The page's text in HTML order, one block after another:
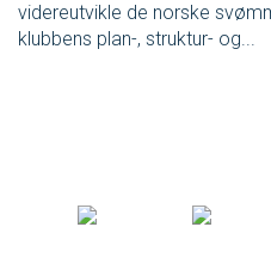
videreutvikle de norske
klubbens plan-, struktur- og...